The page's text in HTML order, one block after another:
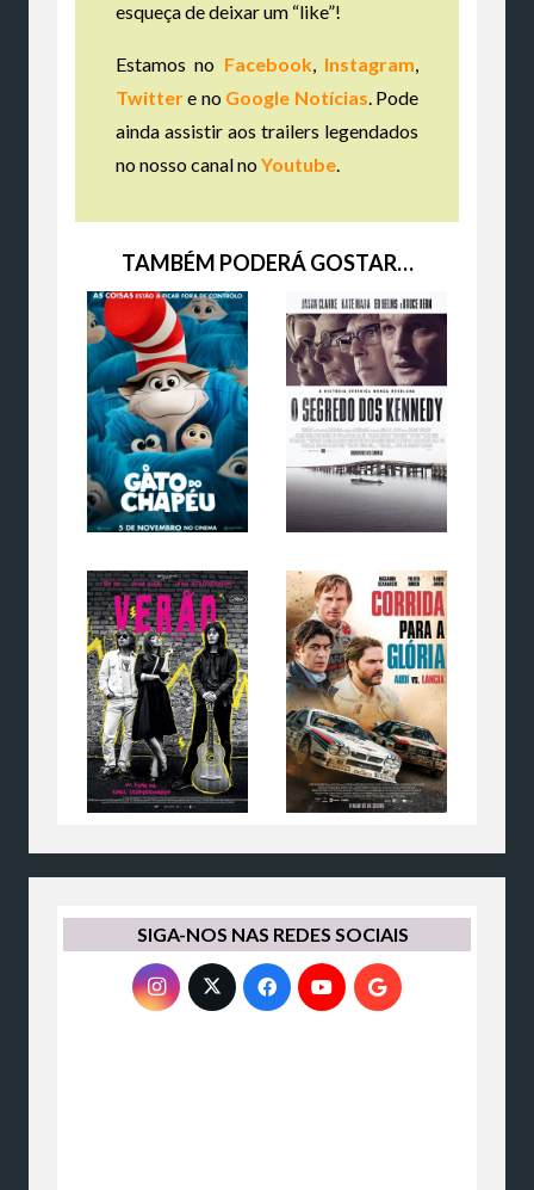
esqueça de deixar um “like”!
Estamos no Facebook, Instagram
Twittere no Google Notícias . Pode
ainda assistir aos trailers legendados
no nosso canal noYoutube
TAMBÉM PODERÁ GOSTAR…
SIGA-NOS NAS REDES SOCIAIS